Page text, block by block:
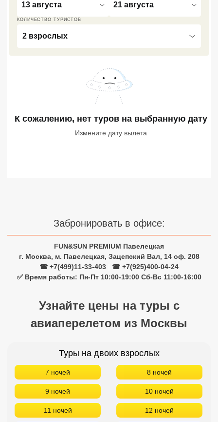
13 августа 21 августа
КОЛИЧЕСТВО ТУРИСТОВ
2 взрослых
К сожалению, нет туров на выбранную дату
Измените дату вылета
Забронировать в офисе:
FUN&SUN PREMIUM Павелецкая
г. Москва, м. Павелецкая, Зацепский Вал, 14 оф. 208
☎ +7(499)11-33-403
☎ +7(925)400-04-24
✅ Время работы: Пн-Пт 10:00-19:00 Сб-Вс 11:00-16:00
Узнайте цены на туры с
авиаперелетом из Москвы
Туры на двоих взрослых
7 ночей 8 ночей
9 ночей 10 ночей
11 ночей 12 ночей
ТОП 10 недорогих отелей
5*
Лучшие отели 4* звезды
Лучшие отели 3* звезды
Сетевые отели Турции
Сетевые отели Шри Ланки
Сетевые отели Вьетнама
Сетевые отели Мальдив
Сетевые отели Бали